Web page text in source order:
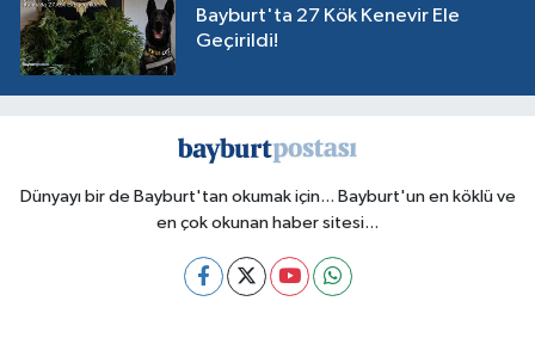
Bayburt'ta 27 Kök Kenevir Ele
Geçirildi!
Dünyayı bir de Bayburt'tan okumak için... Bayburt'un en köklü ve
en çok okunan haber sitesi...